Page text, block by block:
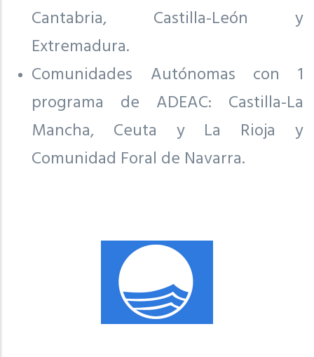
Cantabria, Castilla-León y
Extremadura.
Comunidades Autónomas con 1
programa de ADEAC: Castilla-La
Mancha, Ceuta y La Rioja y
Comunidad Foral de Navarra.